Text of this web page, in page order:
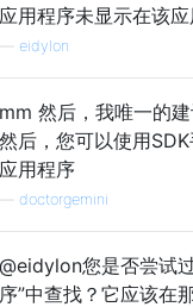
应用程序未显示在该应
eidylon
mm 然后，我唯一的建
然后，您可以使用
应用程序
doctorgemini
@eidylon您是否尝试
序”中查找？它应该在